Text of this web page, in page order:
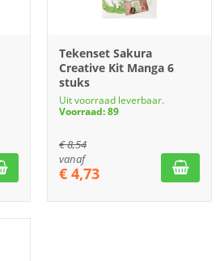
Tekenset Sakura
Creative Kit Manga 6
stuks
Uit voorraad leverbaar.
Voorraad: 89
€8,54
vanaf
€ 4,73